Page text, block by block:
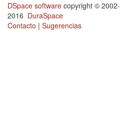
DSpace software copyright © 2002-
2016 DuraSpace
Contacto | Sugerencias